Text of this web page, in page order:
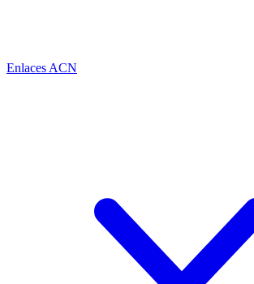
Enlaces ACN